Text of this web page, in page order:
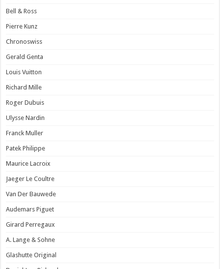
Bell & Ross
Pierre Kunz
Chronoswiss
Gerald Genta
Louis Vuitton
Richard Mille
Roger Dubuis
Ulysse Nardin
Franck Muller
Patek Philippe
Maurice Lacroix
Jaeger Le Coultre
Van Der Bauwede
Audemars Piguet
Girard Perregaux
A. Lange & Sohne
Glashutte Original